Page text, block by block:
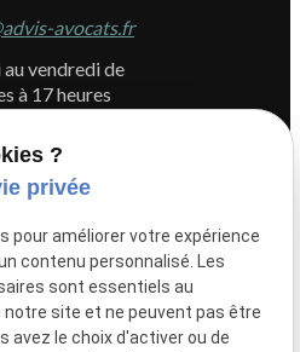
avocats.fr
au vendredi de
à 17 heures
du Cabinet ADVIS
?
privée
pour améliorer votre expérience
contenu personnalisé. Les
sont essentiels au
site et ne peuvent pas être
avez le choix d'activer ou de